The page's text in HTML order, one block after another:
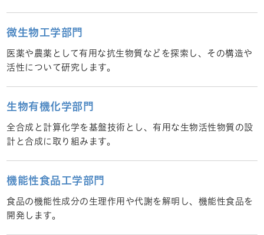
微生物工学部門
医薬や農薬として有用な抗生物質などを探索し、その構造や
活性について研究します。
生物有機化学部門
全合成と計算化学を基盤技術とし、有用な生物活性物質の設
計と合成に取り組みます。
機能性食品工学部門
食品の機能性成分の生理作用や代謝を解明し、機能性食品を
開発します。